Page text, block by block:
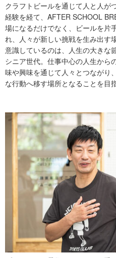
クラフトビールを通じて人と人が
経験を経て、AFTER SCHOOL
場になるだけでなく、ビールを片
れ、人々が新しい挑戦を生み出す
意識しているのは、人生の大きな
シニア世代。仕事中心の人生から
味や興味を通じて人々とつながり
な行動へ移す場所となることを目